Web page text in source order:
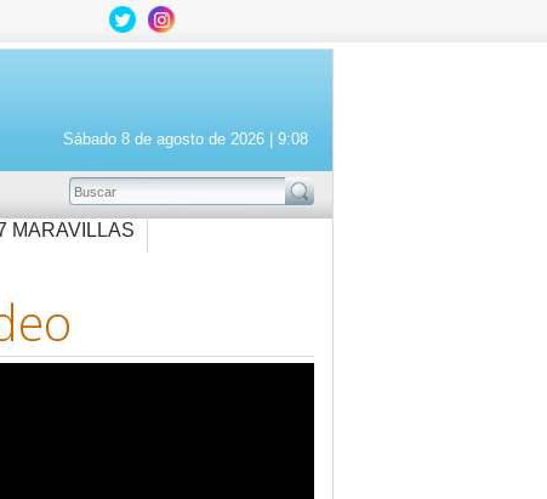
Sábado 8 de agosto de 2026 | 9:08
BUSCAR
MARAVILLAS